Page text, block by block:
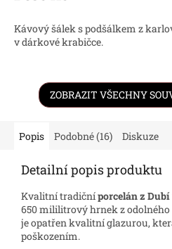
Kávový šálek s podšálkem z
v dárkové krabičce.
ZOBRAZIT VŠECHNY
Popis Podobné (16) Diskuze
Detailní popis produktu
Kvalitní tradičníporcelán z
650 mililitrový hrnek z
je opatřen kvalitní glazurou,
poškozením.